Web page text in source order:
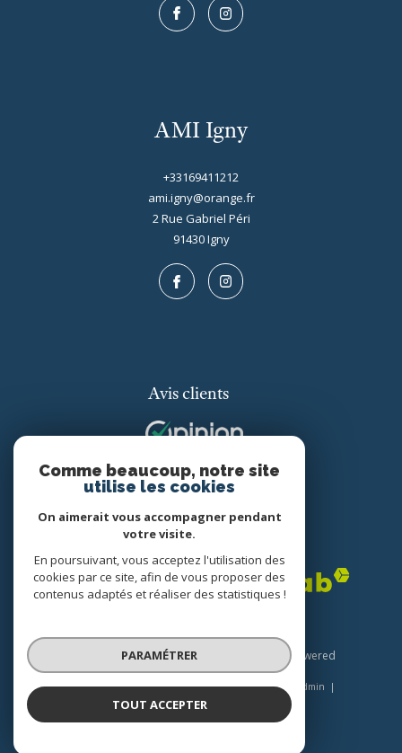
AMI Igny
+33169411212
ami.igny@orange.fr
2 Rue Gabriel Péri
91430 igny
Avis clients
Adhérents
© 2026 | Tous droits réservés | Traduction powered
by Google |
Plan du site Nos honoraires Mentions légales
Admin
Nos liens
Politique RGPD
Comme beaucoup, notre site
utilise les cookies
On aimerait vous accompagner pendant
votre visite.
En poursuivant, vous acceptez l'utilisation des
cookies par ce site, afin de vous proposer des
contenus adaptés et réaliser des statistiques !
PARAMÉTRER
TOUT ACCEPTER